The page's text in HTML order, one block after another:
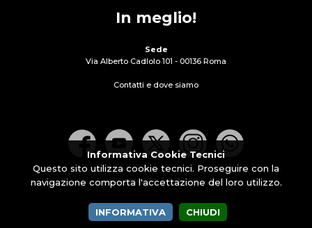
In meglio!
Sede
Via Alberto Cadlolo 101 - 00136 Roma
Contatti e dove siamo
powered by Artisticom
Informativa Cookie Tecnici
Questo sito utilizza cookie tecnici. Proseguire con la
navigazione comporta l'accettazione del loro utilizzo.
INFORMATIVA CHIUDI